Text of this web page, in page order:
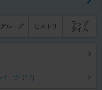
グループ ヒストリ
ラップ
タイム
パーツ (47)